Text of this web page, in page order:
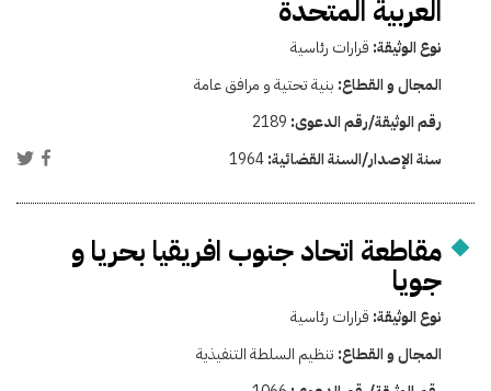
العربية المتحدة
نوع الوثيقة: قرارات رئاسية
المجال و القطاع: بنية تحتية و مرافق عامة
رقم الوثيقة/رقم الدعوى: 2189
سنة الإصدار/السنة القضائية:1964
مقاطعة اتحاد جنوب افريقيا بحريا و
جويا
نوع الوثيقة: قرارات رئاسية
المجال و القطاع: تنظيم السلطة التنفيذية